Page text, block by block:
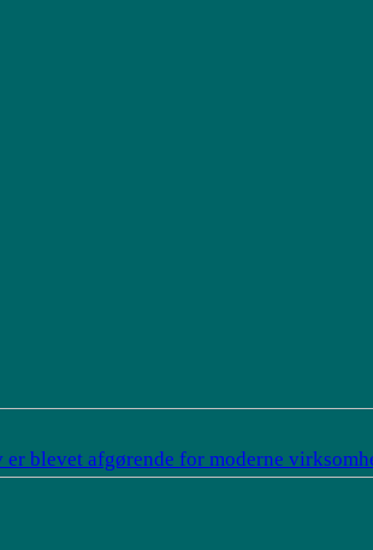
blevet afgørende for moderne